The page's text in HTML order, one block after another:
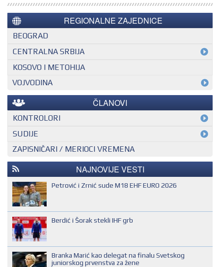
REGIONALNE ZAJEDNICE
BEOGRAD
CENTRALNA SRBIJA
KOSOVO I METOHIJA
VOJVODINA
ČLANOVI
KONTROLORI
MEĐUNARODNI KONTROLOR
NACIONALNI KONTROLOR
REGIONALNI KONTROLOR
SUDIJE
EHF SUDIJA
IHF SUDIJA
MLADI EVROPSKI SUDIJA
NACIONALNI SUDIJA
REGIONALNI SUDIJA
SUDIJA DRUGE KATEGORIJE
SUDIJA OMLADINAC
SUDIJA PRVE KATEGORIJE
ZAPISNIČARI / MERIOCI VREMENA
NAJNOVIJE VESTI
Petrović i Zrnić sude M18 EHF EURO 2026
Berdić i Šorak stekli IHF grb
Branka Marić kao delegat na finalu Svetskog
juniorskog prvenstva za žene